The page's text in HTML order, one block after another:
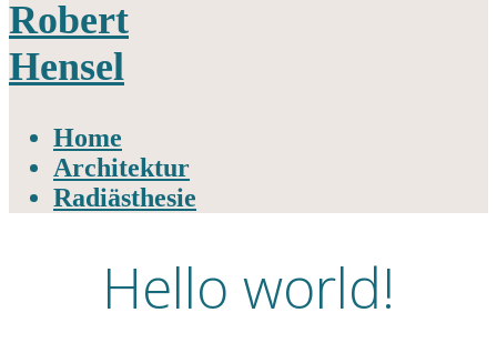
Home
Architektur
Radiästhesie
Hello world!